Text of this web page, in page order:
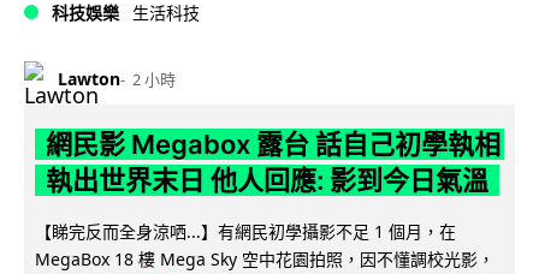
科技娛樂 生活科技
Lawton 2 小時
網民影 Megabox 露台 話自己初學執相
執出世界末日 他人回應: 影到今日氣溫
【睇完反而全身涼哂...】有網民初學攝影不足 1 個月，在
MegaBox 18 樓 Mega Sky 空中花園拍照，因不懂調校光影，